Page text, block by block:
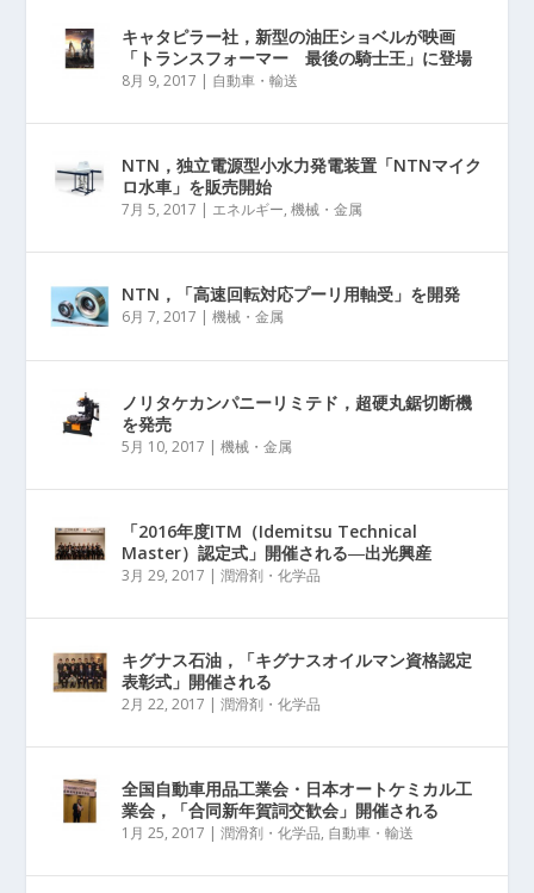
キャタピラー社，新型の油圧ショベルが映画
「トランスフォーマー 最後の騎士王」に登場
8月 9, 2017 | 自動車・輸送
NTN，独立電源型小水力発電装置「NTNマイク
ロ水車」を販売開始
7月 5, 2017 | エネルギー,機械・金属
NTN，「高速回転対応プーリ用軸受」を開発
6月 7, 2017 |機械・金属
ノリタケカンパニーリミテド，超硬丸鋸切断機
を発売
5月 10, 2017 |機械・金属
「2016年度ITM（Idemitsu Technical
Master）認定式」開催される―出光興産
3月 29, 2017 |潤滑剤・化学品
キグナス石油，「キグナスオイルマン資格認定
表彰式」開催される
2月 22, 2017 |潤滑剤・化学品
全国自動車用品工業会・日本オートケミカル工
業会，「合同新年賀詞交歓会」開催される
1月 25, 2017 |潤滑剤・化学品, 自動車・輸送